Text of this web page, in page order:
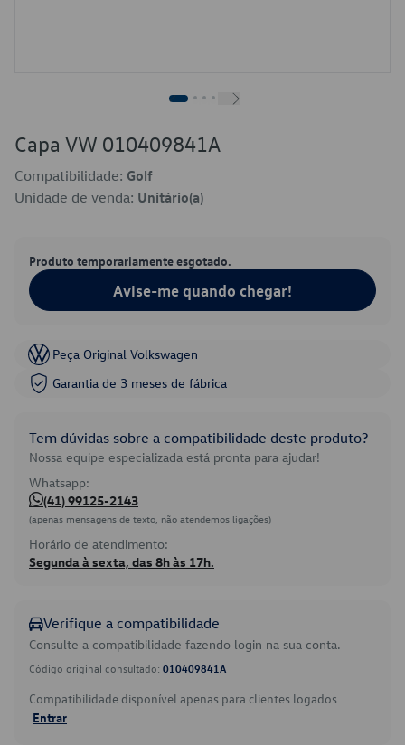
Capa VW 010409841A
Compatibilidade: Golf
Unidade de venda: Unitário(a)
Produto temporariamente esgotado.
Avise-me quando chegar!
Peça Original Volkswagen
Garantia de 3 meses de fábrica
Tem dúvidas sobre a compatibilidade deste produto?
Nossa equipe especializada está pronta para ajudar!
Whatsapp:
(41) 99125-2143
(apenas mensagens de texto, não atendemos ligações)
Horário de atendimento:
Segunda à sexta, das 8h às 17h.
Verifique a compatibilidade
Consulte a compatibilidade fazendo login na sua conta.
Código original consultado: 010409841A
Compatibilidade disponível apenas para clientes logados.
Entrar